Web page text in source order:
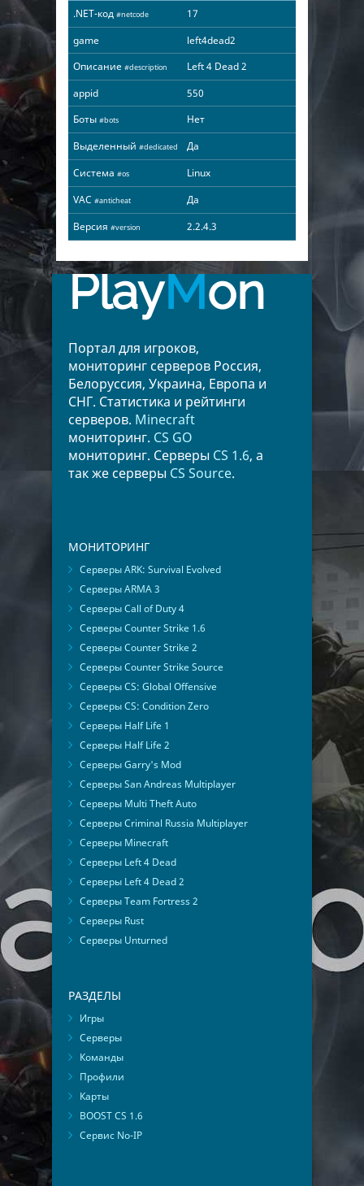
.NET-код #netcode
17
game
left4dead2
Описание #description
Left 4 Dead 2
appid
550
Боты #bots
Нет
Выделенный #dedicated
Да
Система #os
Linux
VAC #anticheat
Да
Версия #version 2.2.4.3
PlayMon
Портал для игроков,
мониторинг серверов Россия,
Белоруссия, Украина, Европа и
СНГ. Статистика и рейтинги
серверов. Minecraft
мониторинг. CS GO
мониторинг. Серверы CS 1.6, а
так же серверы CS Source.
МОНИТОРИНГ
Серверы ARK: Survival Evolved
Серверы ARMA 3
Серверы Call of Duty 4
Серверы Counter Strike 1.6
Серверы Counter Strike 2
Серверы Counter Strike Source
Серверы CS: Global Offensive
Серверы CS: Condition Zero
Серверы Half Life 1
Серверы Half Life 2
Серверы Garry's Mod
Серверы San Andreas Multiplayer
Серверы Multi Theft Auto
Серверы Criminal Russia Multiplayer
Серверы Minecraft
Серверы Left 4 Dead
Серверы Left 4 Dead 2
Серверы Team Fortress 2
Серверы Rust
Серверы Unturned
РАЗДЕЛЫ
Игры
Серверы
Команды
Профили
Карты
BOOST CS 1.6
Сервис No-IP